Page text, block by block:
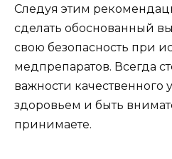
Следуя этим
сделать обоснованный
свою безопасность при
медпрепаратов. Всегда
важности качественного
здоровьем и быть
принимаете.